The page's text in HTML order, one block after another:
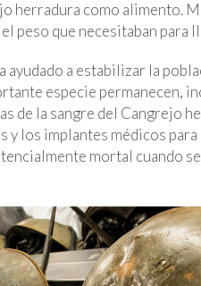
herradura como alimento.
peso que necesitaban para
a estabilizar la
especie permanecen,
de la sangre del Cangrejo
y los implantes médicos
mortal cuando